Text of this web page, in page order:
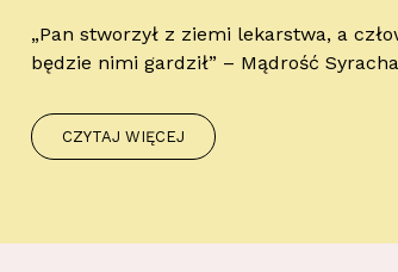
„Pan stworzył z ziemi lekarstwa, a
będzie nimi gardził” – Mądrość Syracha
CZYTAJ WIĘCEJ